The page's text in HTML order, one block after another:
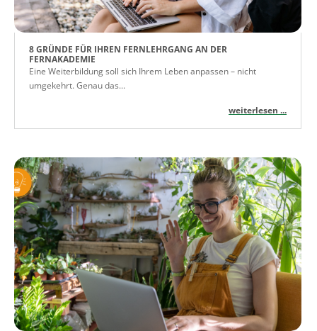
8 GRÜNDE FÜR IHREN FERNLEHRGANG AN DER
FERNAKADEMIE
Eine Weiterbildung soll sich Ihrem Leben anpassen – nicht
umgekehrt. Genau das...
weiterlesen ...